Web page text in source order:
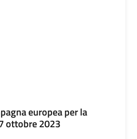
europea per la
ottobre 2023